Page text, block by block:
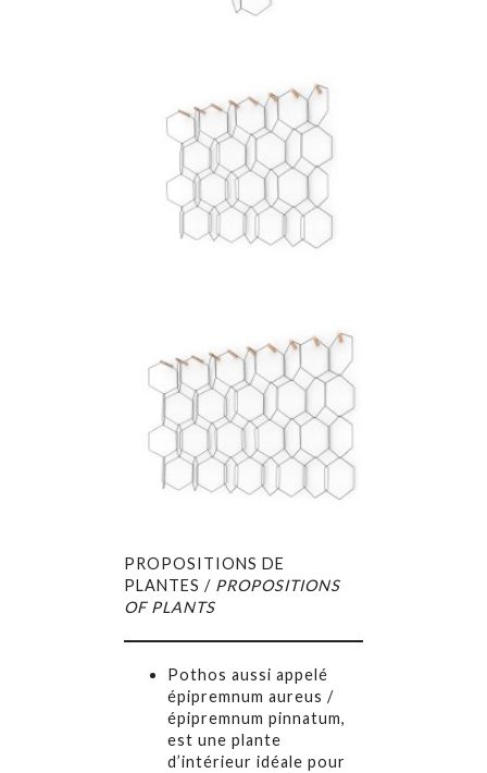
PROPOSITIONS DE
PLANTES / PROPOSITIONS
OF PLANTS
Pothos aussi appelé
épipremnum aureus /
épipremnum pinnatum,
est une plante
d’intérieur idéale pour